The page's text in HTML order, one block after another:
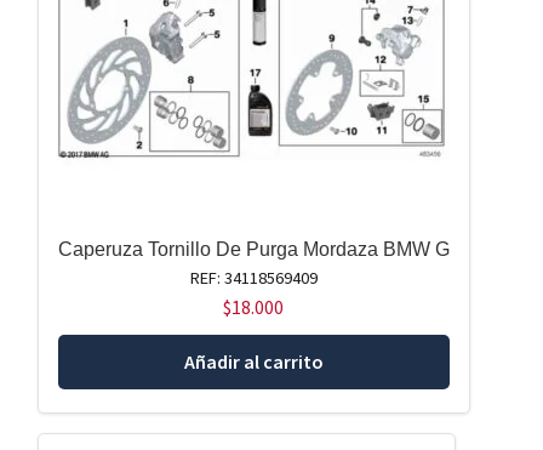
Caperuza Tornillo De Purga Mordaza BMW G
REF: 34118569409
$18.000
Añadir al carrito